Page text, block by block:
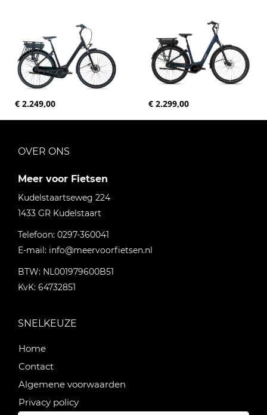
€ 2.249,00 € 2.299,00
OVER ONS
Meer voor Fietsen
Kudelstaartseweg 224
1433 GR Kudelstaart
Telefoon: 0297-360041
E-mail: info@meervoorfietsen.nl
BTW: NL001979600B51
KvK: 64732851
SNELKEUZE
Home
Contact
Algemene voorwaarden
Privacy policy